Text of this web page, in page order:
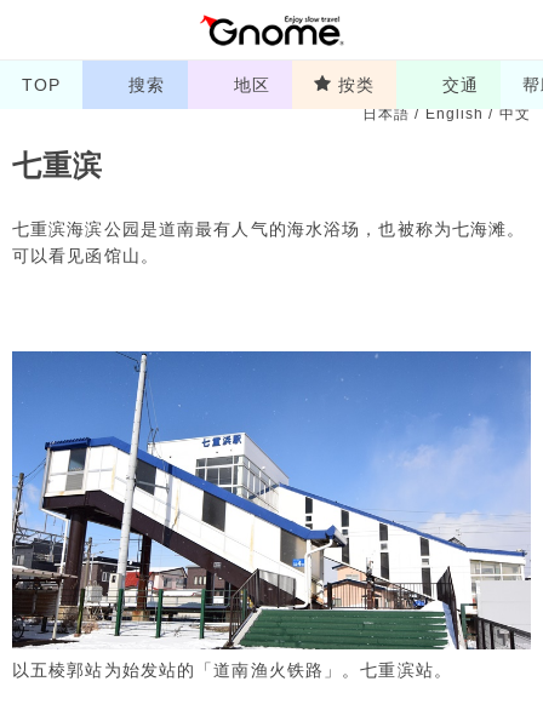
TOP 搜索 地区 按类 交通
日本語/English/中文
七重滨
七重滨海滨公园是道南最有人气的海水浴场，也被称为七海滩。
可以看见函馆山。
以五棱郭站为始发站的「道南渔火铁路」。七重滨站。